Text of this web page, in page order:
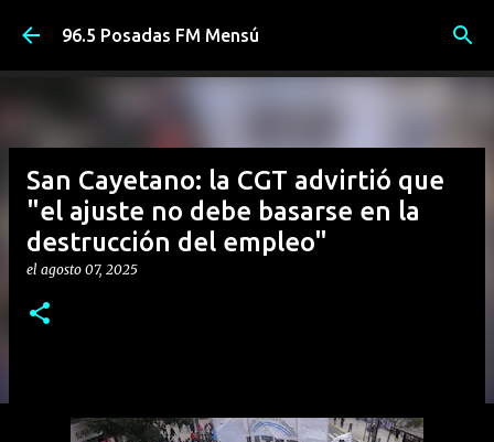
Ir al contenido principal
96.5 Posadas FM Mensú
San Cayetano: la CGT advirtió que
"el ajuste no debe basarse en la
destrucción del empleo"
el agosto 07, 2025